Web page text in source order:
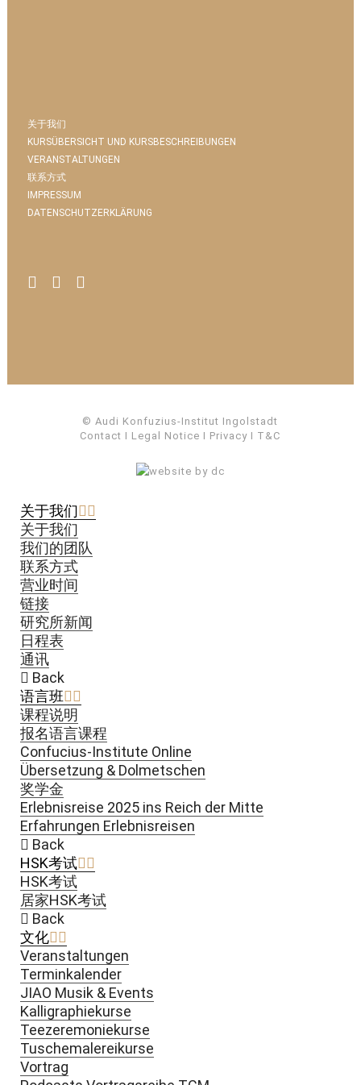
关于我们
KURSÜBERSICHT UND KURSBESCHREIBUNGEN
VERANSTALTUNGEN
联系方式
IMPRESSUM
DATENSCHUTZERKLÄRUNG
© Audi Konfuzius-Institut Ingolstadt
Contact I Legal Notice I Privacy I T&C
关于我们
关于我们
我们的团队
联系方式
营业时间
链接
研究所新闻
日程表
通讯
Back
语言班
课程说明
报名语言课程
Confucius-Institute Online
Übersetzung & Dolmetschen
奖学金
Erlebnisreise 2025 ins Reich der Mitte
Erfahrungen Erlebnisreisen
Back
HSK考试
HSK考试
居家HSK考试
Back
文化
Veranstaltungen
Terminkalender
JIAO Musik & Events
Kalligraphiekurse
Teezeremoniekurse
Tuschemalereikurse
Vortrag